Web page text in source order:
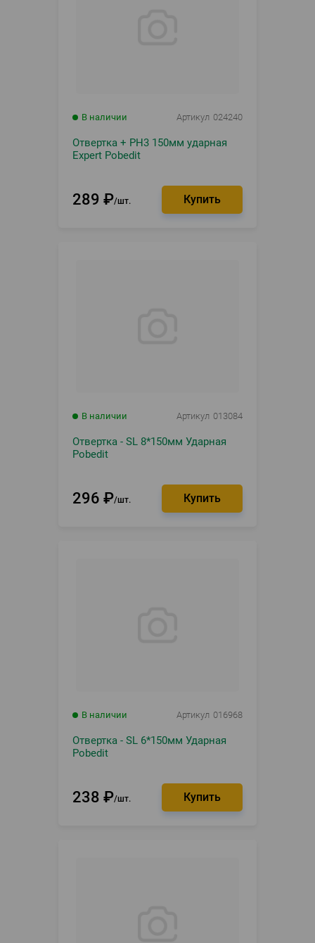
В наличии Артикул 024240
Отвертка + PH3 150мм ударная
Expert Pobedit
289 ₽ шт.
В наличии Артикул 013084
Отвертка - SL 8*150мм Ударная
Pobedit
296 ₽ шт.
В наличии Артикул 016968
Отвертка - SL 6*150мм Ударная
Pobedit
238 ₽ шт.